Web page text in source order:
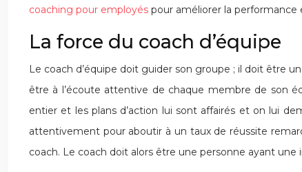
coaching pour employés pour améliorer la performance
La force du coach d’équipe
Le coach d’équipe doit guider son groupe ; il doit être
être à l’écoute attentive de chaque membre de son
entier et les plans d’action lui sont affairés et on lui
attentivement pour aboutir à un taux de réussite
coach. Le coach doit alors être une personne ayant